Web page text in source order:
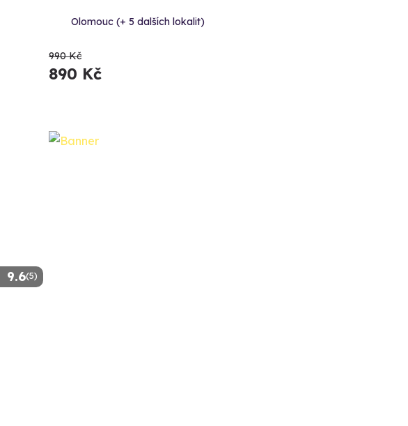
Olomouc (+ 5 dalších lokalit)
990 Kč
890 Kč
9.6(5)